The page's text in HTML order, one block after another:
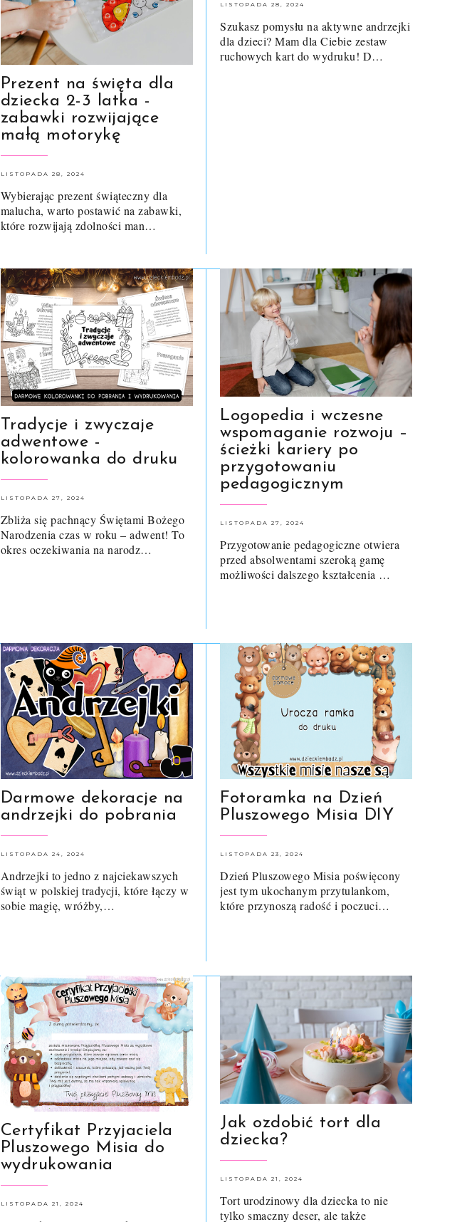
Prezent na święta dla
dziecka 2-3 latka -
zabawki rozwijające
małą motorykę
LISTOPADA 28, 2024
Wybierając prezent świąteczny dla
malucha, warto postawić na zabawki,
które rozwijają zdolności man…
LISTOPADA 28, 2024
Szukasz pomysłu na aktywne andrzejki
dla dzieci? Mam dla Ciebie zestaw
ruchowych kart do wydruku! D…
Tradycje i zwyczaje
adwentowe -
kolorowanka do druku
LISTOPADA 27, 2024
Zbliża się pachnący Świętami Bożego
Narodzenia czas w roku – adwent! To
okres oczekiwania na narodz…
Logopedia i wczesne
wspomaganie rozwoju –
ścieżki kariery po
przygotowaniu
pedagogicznym
LISTOPADA 27, 2024
Przygotowanie pedagogiczne otwiera
przed absolwentami szeroką gamę
możliwości dalszego kształcenia …
Darmowe dekoracje na
andrzejki do pobrania
LISTOPADA 24, 2024
Andrzejki to jedno z najciekawszych
świąt w polskiej tradycji, które łączy w
sobie magię, wróżby,…
Fotoramka na Dzień
Pluszowego Misia DIY
LISTOPADA 23, 2024
Dzień Pluszowego Misia poświęcony
jest tym ukochanym przytulankom,
które przynoszą radość i poczuci…
Certyfikat Przyjaciela
Pluszowego Misia do
wydrukowania
LISTOPADA 21, 2024
Jak ozdobić tort dla
dziecka?
LISTOPADA 21, 2024
Tort urodzinowy dla dziecka to nie
tylko smaczny deser, ale także